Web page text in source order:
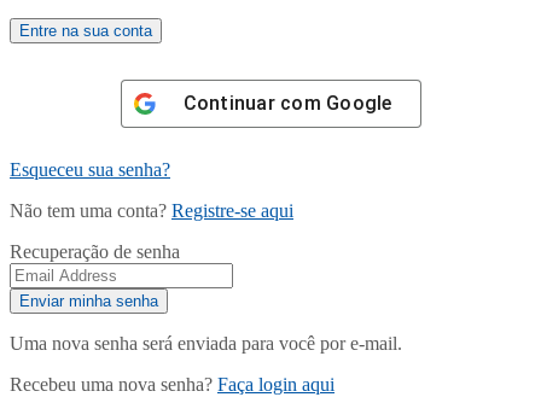
Continuar com Google
Esqueceu sua senha?
Não tem uma conta? Registre-se aqui
Recuperação de senha
Uma nova senha será enviada para você por e-mail.
Recebeu uma nova senha? Faça login aqui